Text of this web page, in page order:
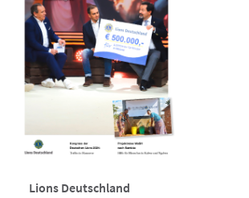
Lions Deutschland